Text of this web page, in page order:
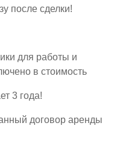
после сделки!
для работы и
в стоимость
3 года!
договор аренды